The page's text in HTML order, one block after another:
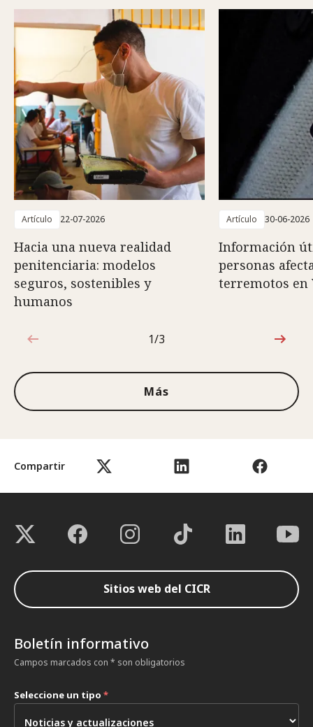
Compartir
Artículo 22-07-2026
Hacia una nueva realidad
penitenciaria: modelos
seguros, sostenibles y
humanos
Artículo 30-06-2026
Información
personas
terremotos en
1de3
1/3
Más
Sitios web del CICR
Boletín informativo
Campos marcados con * son obligatorios
Seleccione un tipo *